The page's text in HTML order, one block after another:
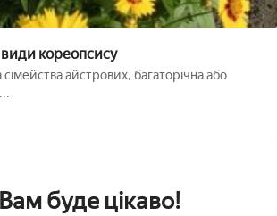
кореопсису
сімейства айстрових, багаторічна або
буде цікаво!